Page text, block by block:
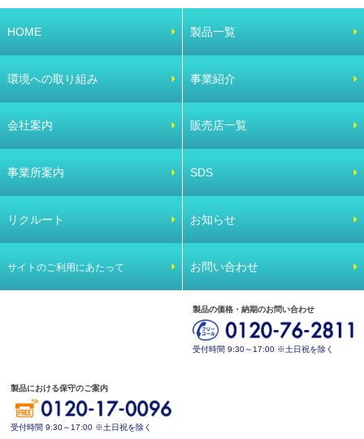
HOME 製品一覧
環境への取り組み 事業紹介
会社案内 販売店一覧
事業所案内 SDS
リクルート お知らせ
サイトのご利用にあたって お問い合わせ
製品の価格・納期のお問い合わせ
受付時間 9:30～17:00 ※土日祝を除く
製品における保守のご案内
受付時間 9:30～17:00 ※土日祝を除く